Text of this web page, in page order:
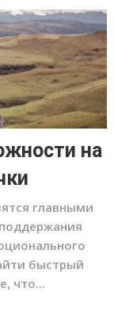
на
главными
быстрый
что...